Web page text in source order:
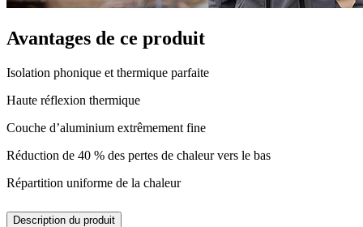
Avantages de ce produit
Isolation phonique et thermique parfaite
Haute réflexion thermique
Couche d’aluminium extrêmement fine
Réduction de 40 % des pertes de chaleur vers le bas
Répartition uniforme de la chaleur
Description du produit